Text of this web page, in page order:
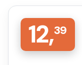
12,39